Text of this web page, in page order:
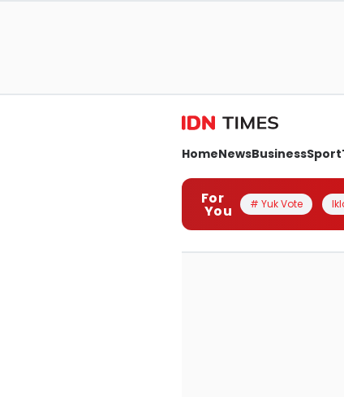
HomeNewsBusinessSport
For
You # Yuk Vote